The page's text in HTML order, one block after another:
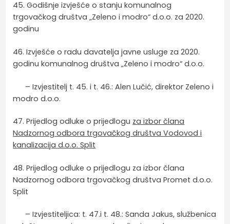
45. Godišnje izvješće o stanju komunalnog
trgovačkog društva „Zeleno i modro“ d.o.o. za 2020.
godinu
46. Izvješće o radu davatelja javne usluge za 2020.
godinu komunalnog društva „Zeleno i modro“ d.o.o.
– Izvjestitelj t. 45. i t. 46.: Alen Lučić, direktor Zeleno i
modro d.o.o.
47. Prijedlog odluke o prijedlogu za izbor člana
Nadzornog odbora trgovačkog društva Vodovod i
kanalizacija d.o.o. Split
48. Prijedlog odluke o prijedlogu za izbor člana
Nadzornog odbora trgovačkog društva Promet d.o.o.
Split
– Izvjestiteljica: t. 47.i t. 48.: Sanda Jakus, službenica